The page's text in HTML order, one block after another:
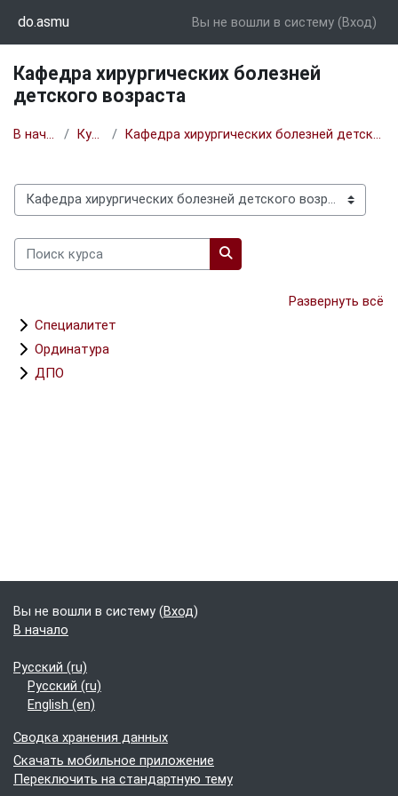
do.asmu Вы не вошли в систему (Вход)
Кафедра хирургических болезней
детского возраста
В начало Курсы Кафедра хирургических болезней детского возраста
Категории курсов
Поиск курса
Поиск курса
Развернуть всё
Специалитет
Ординатура
ДПО
Вы не вошли в систему (Вход)
В начало
Русский ‎(ru)‎
Русский ‎(ru)‎
English ‎(en)‎
Сводка хранения данных
Скачать мобильное приложение
Переключить на стандартную тему